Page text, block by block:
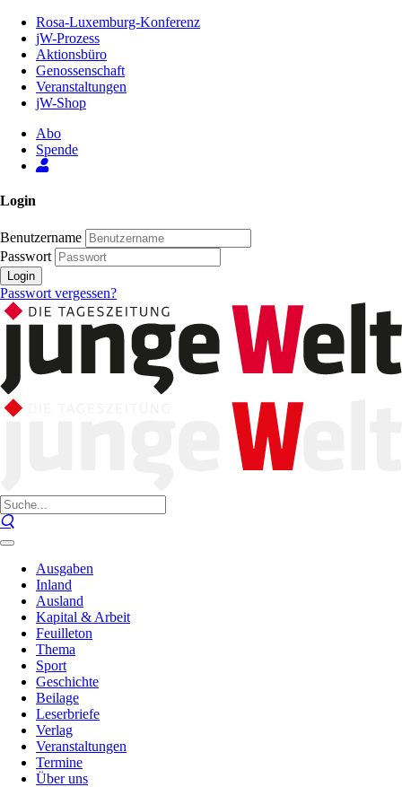
Inhalt
Seite
Rosa-Luxemburg-Konferenz
jW-Prozess
Aktionsbüro
Genossenschaft
Veranstaltungen
jW-Shop
Abo
Spende
Login
Benutzername
Passwort
Login
Passwort vergessen?
Ausgaben
Inland
Ausland
Kapital & Arbeit
Feuilleton
Thema
Sport
Geschichte
Beilage
Leserbriefe
Verlag
Veranstaltungen
Termine
Über uns